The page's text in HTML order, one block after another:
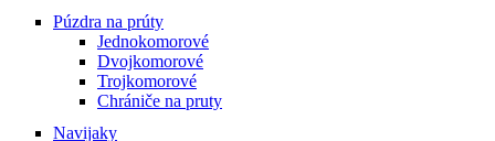
Púzdra na prúty
Jednokomorové
Dvojkomorové
Trojkomorové
Chrániče na pruty
Navijaky